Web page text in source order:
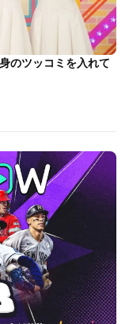
のツッコミを入れて